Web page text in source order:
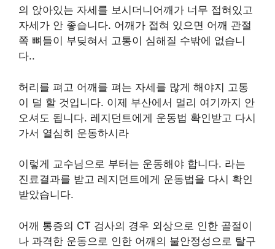
의 앉아있는 자세를 보시더니어깨가 너무 접혀있고
자세가 안 좋습니다. 어깨가 접혀 있으면 어깨 관절
쪽 뼈들이 부딪혀서 고통이 심해질 수밖에 없습니
다..
허리를 펴고 어깨를 펴는 자세를 많게 해야지 고통
이 덜 할 것입니다. 이제 부산에서 멀리 여기까지 안
오셔도 됩니다. 레지던트에게 운동법 확인받고 다시
가서 열심히 운동하시라
이렇게 교수님으로 부터는 운동해야 합니다. 라는
진료결과를 받고 레지던트에게 운동법을 다시 확인
받았습니다.
어깨 통증의 CT 검사의 경우 외상으로 인한 골절이
나 과격한 운동으로 인한 어깨의 불안정성으로 탈구